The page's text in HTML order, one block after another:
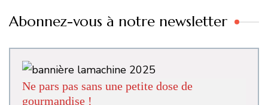
Abonnez-vous à notre newsletter
Ne pars pas sans une petite dose de
gourmandise !